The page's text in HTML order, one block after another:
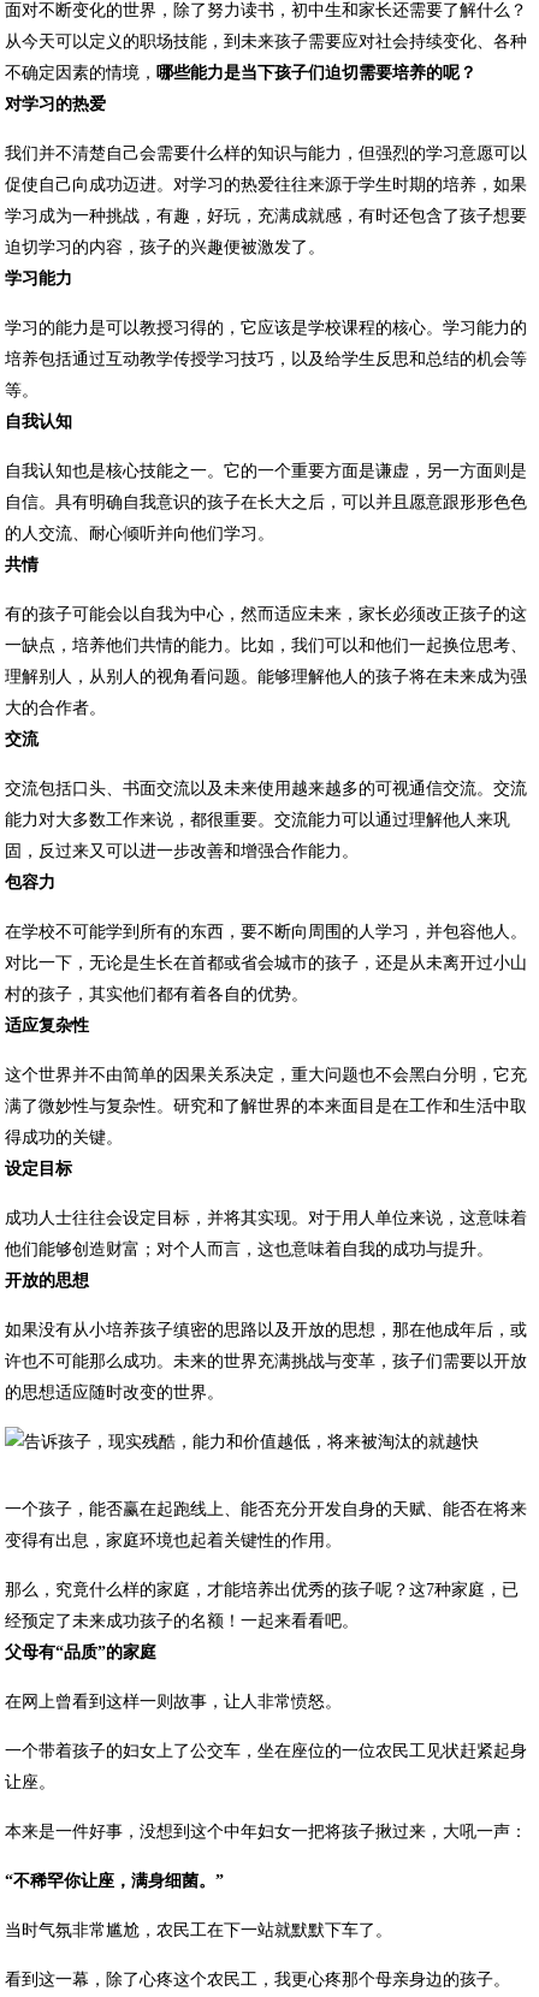
面对不断变化的世界，除了努力读书，初中生和家长还需要了解什么？
从今天可以定义的职场技能，到未来孩子需要应对社会持续变化、各种
不确定因素的情境，哪些能力是当下孩子们迫切需要培养的呢？
对学习的热爱
我们并不清楚自己会需要什么样的知识与能力，但强烈的学习意愿可以
促使自己向成功迈进。对学习的热爱往往来源于学生时期的培养，如果
学习成为一种挑战，有趣，好玩，充满成就感，有时还包含了孩子想要
迫切学习的内容，孩子的兴趣便被激发了。
学习能力
学习的能力是可以教授习得的，它应该是学校课程的核心。学习能力的
培养包括通过互动教学传授学习技巧，以及给学生反思和总结的机会等
等。
自我认知
自我认知也是核心技能之一。它的一个重要方面是谦虚，另一方面则是
自信。具有明确自我意识的孩子在长大之后，可以并且愿意跟形形色色
的人交流、耐心倾听并向他们学习。
共情
有的孩子可能会以自我为中心，然而适应未来，家长必须改正孩子的这
一缺点，培养他们共情的能力。比如，我们可以和他们一起换位思考、
理解别人，从别人的视角看问题。能够理解他人的孩子将在未来成为强
大的合作者。
交流
交流包括口头、书面交流以及未来使用越来越多的可视通信交流。交流
能力对大多数工作来说，都很重要。交流能力可以通过理解他人来巩
固，反过来又可以进一步改善和增强合作能力。
包容力
在学校不可能学到所有的东西，要不断向周围的人学习，并包容他人。
对比一下，无论是生长在首都或省会城市的孩子，还是从未离开过小山
村的孩子，其实他们都有着各自的优势。
适应复杂性
这个世界并不由简单的因果关系决定，重大问题也不会黑白分明，它充
满了微妙性与复杂性。研究和了解世界的本来面目是在工作和生活中取
得成功的关键。
设定目标
成功人士往往会设定目标，并将其实现。对于用人单位来说，这意味着
他们能够创造财富；对个人而言，这也意味着自我的成功与提升。
开放的思想
如果没有从小培养孩子缜密的思路以及开放的思想，那在他成年后，或
许也不可能那么成功。未来的世界充满挑战与变革，孩子们需要以开放
的思想适应随时改变的世界。
一个孩子，能否赢在起跑线上、能否充分开发自身的天赋、能否在将来
变得有出息，家庭环境也起着关键性的作用。
那么，究竟什么样的家庭，才能培养出优秀的孩子呢？这7种家庭，已
经预定了未来成功孩子的名额！一起来看看吧。
父母有“品质”的家庭
在网上曾看到这样一则故事，让人非常愤怒。
一个带着孩子的妇女上了公交车，坐在座位的一位农民工见状赶紧起身
让座。
本来是一件好事，没想到这个中年妇女一把将孩子揪过来，大吼一声：
“不稀罕你让座，满身细菌。”
当时气氛非常尴尬，农民工在下一站就默默下车了。
看到这一幕，除了心疼这个农民工，我更心疼那个母亲身边的孩子。